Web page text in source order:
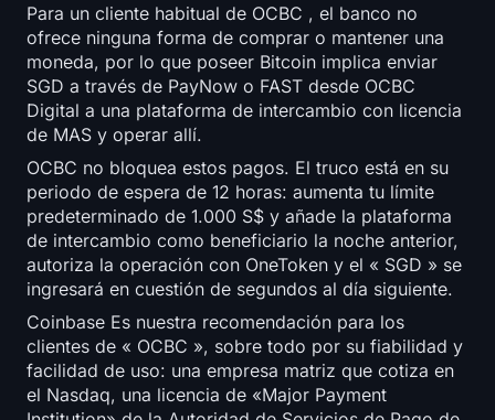
Para un cliente habitual de OCBC , el banco no
ofrece ninguna forma de comprar o mantener una
moneda, por lo que poseer Bitcoin implica enviar
SGD a través de PayNow o FAST desde OCBC
Digital a una plataforma de intercambio con licencia
de MAS y operar allí.
OCBC no bloquea estos pagos. El truco está en su
periodo de espera de 12 horas: aumenta tu límite
predeterminado de 1.000 S$ y añade la plataforma
de intercambio como beneficiario la noche anterior,
autoriza la operación con OneToken y el « SGD » se
ingresará en cuestión de segundos al día siguiente.
Coinbase Es nuestra recomendación para los
clientes de « OCBC », sobre todo por su fiabilidad y
facilidad de uso: una empresa matriz que cotiza en
el Nasdaq, una licencia de «Major Payment